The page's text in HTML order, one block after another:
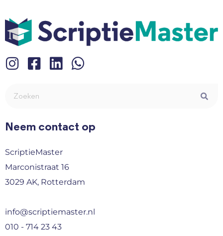
Neem contact op
ScriptieMaster
Marconistraat 16
3029 AK, Rotterdam
info@scriptiemaster.nl
010 - 714 23 43